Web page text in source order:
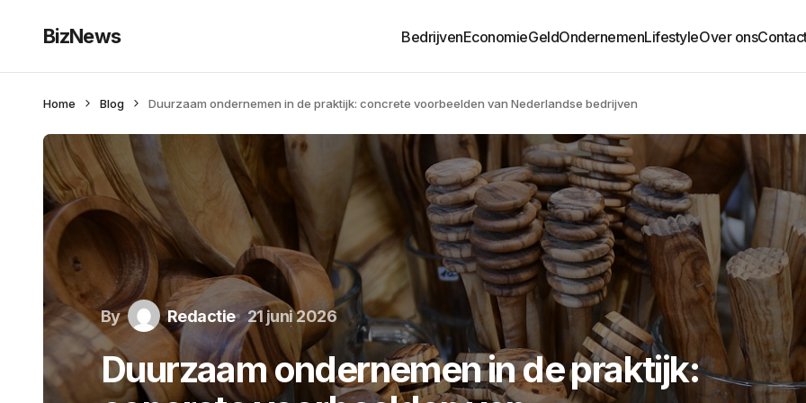
BizNews BedrijvenEconomieGeldOndernemenLifestyleOver ons
Home Blog Duurzaam ondernemen in de praktijk: concrete voorbeelden van Nederlandse bedrijven
By Redactie 21 juni 2026
Duurzaam ondernemen in de praktijk: